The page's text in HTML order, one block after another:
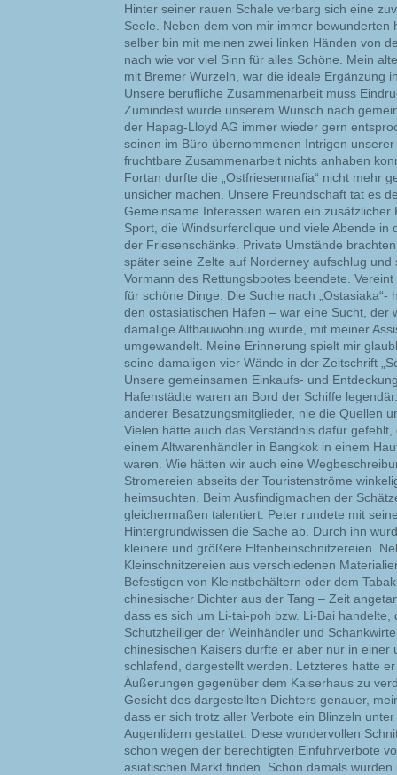
Hinter seiner rauen Schale verbarg sich eine
Seele. Neben dem von mir immer bewunderten
selber bin mit meinen zwei linken Händen von
nach wie vor viel Sinn für alles Schöne. Mein
mit Bremer Wurzeln, war die ideale Ergänzung
Unsere berufliche Zusammenarbeit muss
Zumindest wurde unserem Wunsch nach
der Hapag-Lloyd AG immer wieder gern
seinen im Büro übernommenen Intrigen
fruchtbare Zusammenarbeit nichts anhaben
Fortan durfte die „Ostfriesenmafia“ nicht mehr
unsicher machen. Unsere Freundschaft tat es
Gemeinsame Interessen waren ein
Sport, die Windsurferclique und viele Abende in
der Friesenschänke. Private Umstände
später seine Zelte auf Norderney aufschlug
Vormann des Rettungsbootes beendete.
für schöne Dinge. Die Suche nach „Ostasiaka“-
den ostasiatischen Häfen – war eine Sucht, der
damalige Altbauwohnung wurde, mit meiner
umgewandelt. Meine Erinnerung spielt mir
seine damaligen vier Wände in der Zeitschrift
Unsere gemeinsamen Einkaufs- und
Hafenstädte waren an Bord der Schiffe
anderer Besatzungsmitglieder, nie die Quellen
Vielen hätte auch das Verständnis dafür
einem Altwarenhändler in Bangkok in einem
waren. Wie hätten wir auch eine
Stromereien abseits der Touristenströme
heimsuchten. Beim Ausfindigmachen der
gleichermaßen talentiert. Peter rundete mit
Hintergrundwissen die Sache ab. Durch ihn
kleinere und größere Elfenbeinschnitzereien.
Kleinschnitzereien aus verschiedenen
Befestigen von Kleinstbehältern oder dem
chinesischer Dichter aus der Tang – Zeit
dass es sich um Li-tai-poh bzw. Li-Bai handelte,
Schutzheiliger der Weinhändler und
chinesischen Kaisers durfte er aber nur in einer
schlafend, dargestellt werden. Letzteres hatte
Äußerungen gegenüber dem Kaiserhaus zu
Gesicht des dargestellten Dichters genauer,
dass er sich trotz aller Verbote ein Blinzeln
Augenlidern gestattet. Diese wundervollen
schon wegen der berechtigten Einfuhrverbote
asiatischen Markt finden. Schon damals